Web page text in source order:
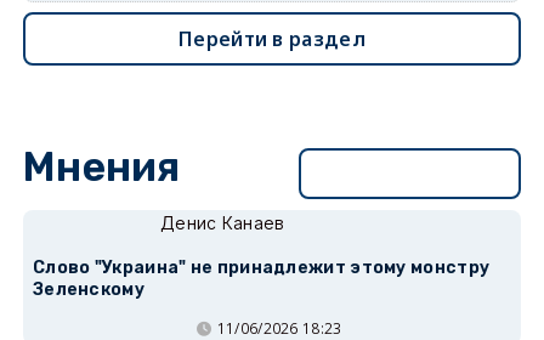
Перейти в раздел
Мнения
Денис Канаев
Слово "Украина" не принадлежит этому монстру
Зеленскому
11/06/2026 18:23